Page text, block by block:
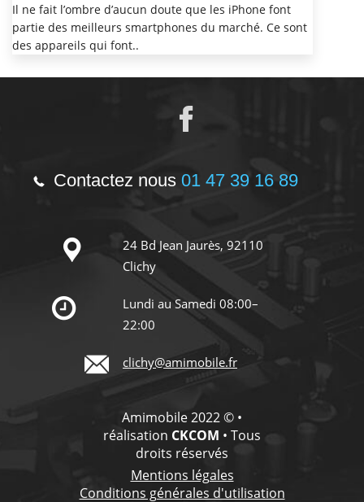
Il ne fait l’ombre d’aucun doute que les iPhone font
partie des meilleurs smartphones du marché. Ce sont
des appareils qui font..
Contactez nous 01 47 39 16 89
24 Bd Jean Jaurès, 92110
Clichy
Lundi au Samedi 08:00–
22:00
clichy@amimobile.fr
Amimobile 2022 © •
réalisation CKCOM • Tous
droits réservés
Mentions légales
Conditions générales d'utilisation